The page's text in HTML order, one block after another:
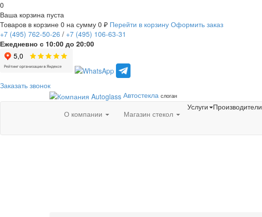
0
Ваша корзина пуста
Товаров в корзине 0 на сумму 0 ₽ Перейти в корзину Оформить заказ
+7 (495) 762-50-26 / +7 (495) 106-63-31
Ежедневно с 10:00 до 20:00
Заказать звонок
Автостекла слоган
О компании Магазин стекол
Услуги Производители